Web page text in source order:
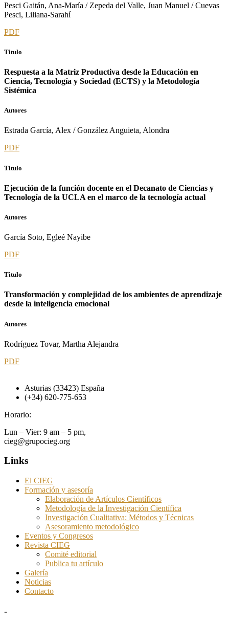
Pesci Gaitán, Ana-María / Zepeda del Valle, Juan Manuel / Cuevas
Pesci, Liliana-Sarahí
PDF
Titulo
Respuesta a la Matriz Productiva desde la Educación en
Ciencia, Tecnología y Sociedad (ECTS) y la Metodología
Sistémica
Autores
Estrada García, Alex / González Anguieta, Alondra
PDF
Titulo
Ejecución de la función docente en el Decanato de Ciencias y
Tecnología de la UCLA en el marco de la tecnología actual
Autores
García Soto, Egleé Nayibe
PDF
Titulo
Transformación y complejidad de los ambientes de aprendizaje
desde la inteligencia emocional
Autores
Rodríguez Tovar, Martha Alejandra
PDF
Asturias (33423) España
(+34) 620-775-653
Horario:
Lun – Vier: 9 am – 5 pm,
cieg@grupocieg.org
Links
El CIEG
Formación y asesoría
Elaboración de Artículos Científicos
Metodología de la Investigación Científica
Investigación Cualitativa: Métodos y Técnicas
Asesoramiento metodológico
Eventos y Congresos
Revista CIEG
Comité editorial
Publica tu artículo
Galería
Noticias
Contacto
-